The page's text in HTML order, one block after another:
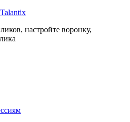
настройте воронку,